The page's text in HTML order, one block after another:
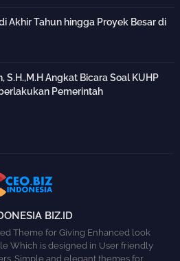
Akhir Tahun hingga Proyek Besar di
S.H.,M.H Angkat Bicara Soal KUHP
Pemerintah
BIZ.ID
Theme for Giving Enhanced look
Which is designed in User friendly
Simple and elegant themes for